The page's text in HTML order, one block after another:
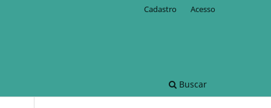
Buscar
Cadastro Acesso